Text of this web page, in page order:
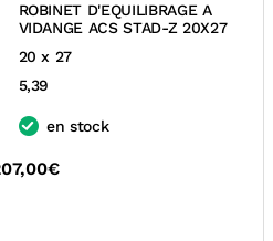
ROBINET D'EQUILIBRAGE A
VIDANGE ACS STAD-Z 20X27
20 x 27
5,39
en stock